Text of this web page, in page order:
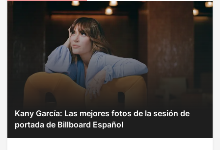
Kany García: Las mejores fotos de la sesión de
portada de Billboard Español